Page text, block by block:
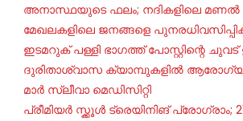
അനാസ്ഥയുടെ ഫലം; നദികളിലെ മണൽ
മേഖലകളിലെ ജനങ്ങളെ
ഇടമറുക് പള്ളി ഭാഗത്ത്‌ പോസ്റ്റിന്റെ
ദുരിതാശ്വാസ ക്യാമ്പുകളിൽ
മാർ സ്ലീവാ മെഡിസിറ്റി
പ്രീമിയർ സ്ക്കൂൾ ട്രെയിനിങ് പ്രോഗ്രാം;